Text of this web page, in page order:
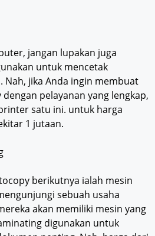
jangan lupakan juga
untuk mencetak
Nah, jika Anda ingin membuat
pelayanan yang lengkap,
satu ini. untuk harga
1 jutaan.
berikutnya ialah mesin
sebuah usaha
akan memiliki mesin yang
digunakan untuk